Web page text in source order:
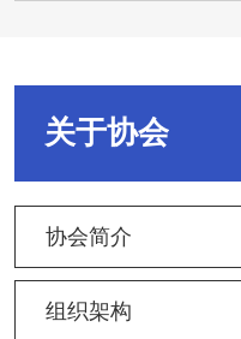
关于协会
协会简介
组织架构